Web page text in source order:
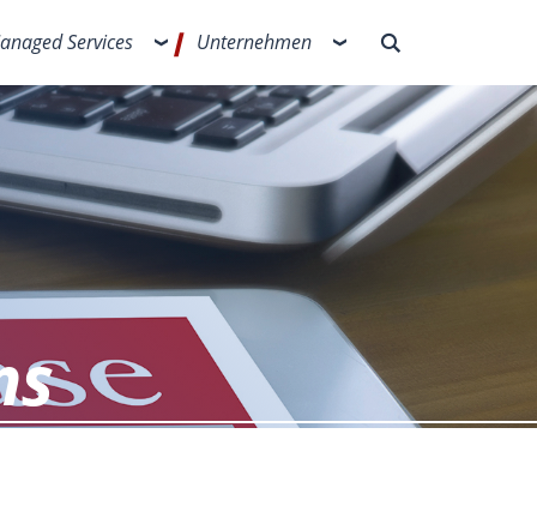
Services Unternehmen